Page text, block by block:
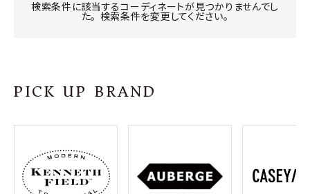
INFORMATION
ご利用ガイド
プライバシーポリシー
特定商取引法について
検索条件に該当するコーディネートが見つかりませんでし
た。 検索条件を変更してください。
PICK UP BRAND